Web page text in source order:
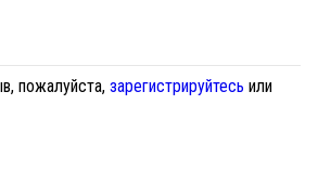
пожалуйста, зарегистрируйтесь или